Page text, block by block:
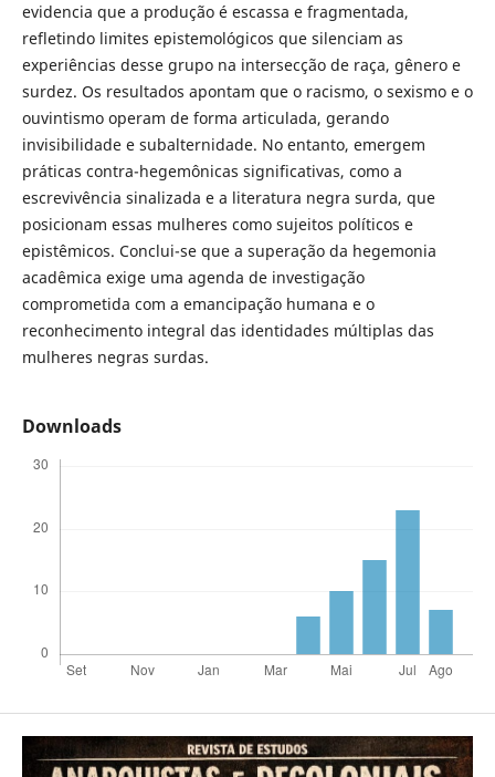
evidencia que a produção é escassa e fragmentada,
refletindo limites epistemológicos que silenciam as
experiências desse grupo na intersecção de raça, gênero e
surdez. Os resultados apontam que o racismo, o sexismo e o
ouvintismo operam de forma articulada, gerando
invisibilidade e subalternidade. No entanto, emergem
práticas contra-hegemônicas significativas, como a
escrevivência sinalizada e a literatura negra surda, que
posicionam essas mulheres como sujeitos políticos e
epistêmicos. Conclui-se que a superação da hegemonia
acadêmica exige uma agenda de investigação
comprometida com a emancipação humana e o
reconhecimento integral das identidades múltiplas das
mulheres negras surdas.
Downloads